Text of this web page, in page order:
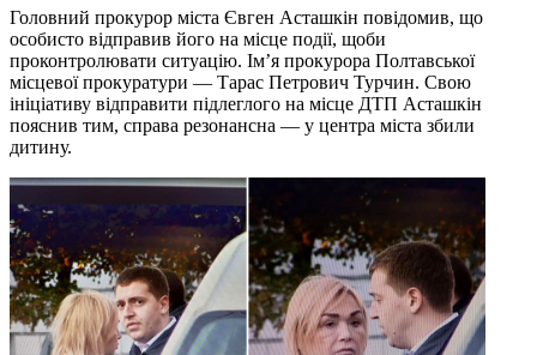
Головний прокурор міста Євген Асташкін повідомив, що
особисто відправив його на місце події, щоби
проконтролювати ситуацію. Ім’я прокурора Полтавської
місцевої прокуратури — Тарас Петрович Турчин. Свою
ініціативу відправити підлеглого на місце ДТП Асташкін
пояснив тим, справа резонансна — у центра міста збили
дитину.